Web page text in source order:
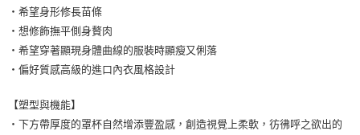
・希望身形修長苗條
・想修飾撫平側身贅肉
・希望穿著顯現身體曲線的服裝時顯瘦又俐落
・偏好質感高級的進口內衣風格設計
【塑型與機能】
・下方帶厚度的罩杯自然增添豐盈感，創造視覺上柔軟，彷彿呼之欲出的